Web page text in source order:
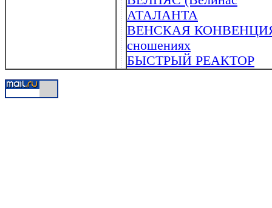
АТАЛАНТА
ВЕНСКАЯ КОНВЕНЦИЯ
сношениях
БЫСТРЫЙ РЕАКТОР